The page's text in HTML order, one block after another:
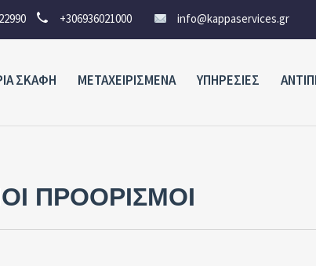
+306936021000 info@kappaservices.gr
ΣΚΑΦΗ ΜΕΤΑΧΕΙΡΙΣΜΕΝΑ ΥΠΗΡΕΣΙΕΣ
ΠΡΟΟΡΙΣΜΟΙ